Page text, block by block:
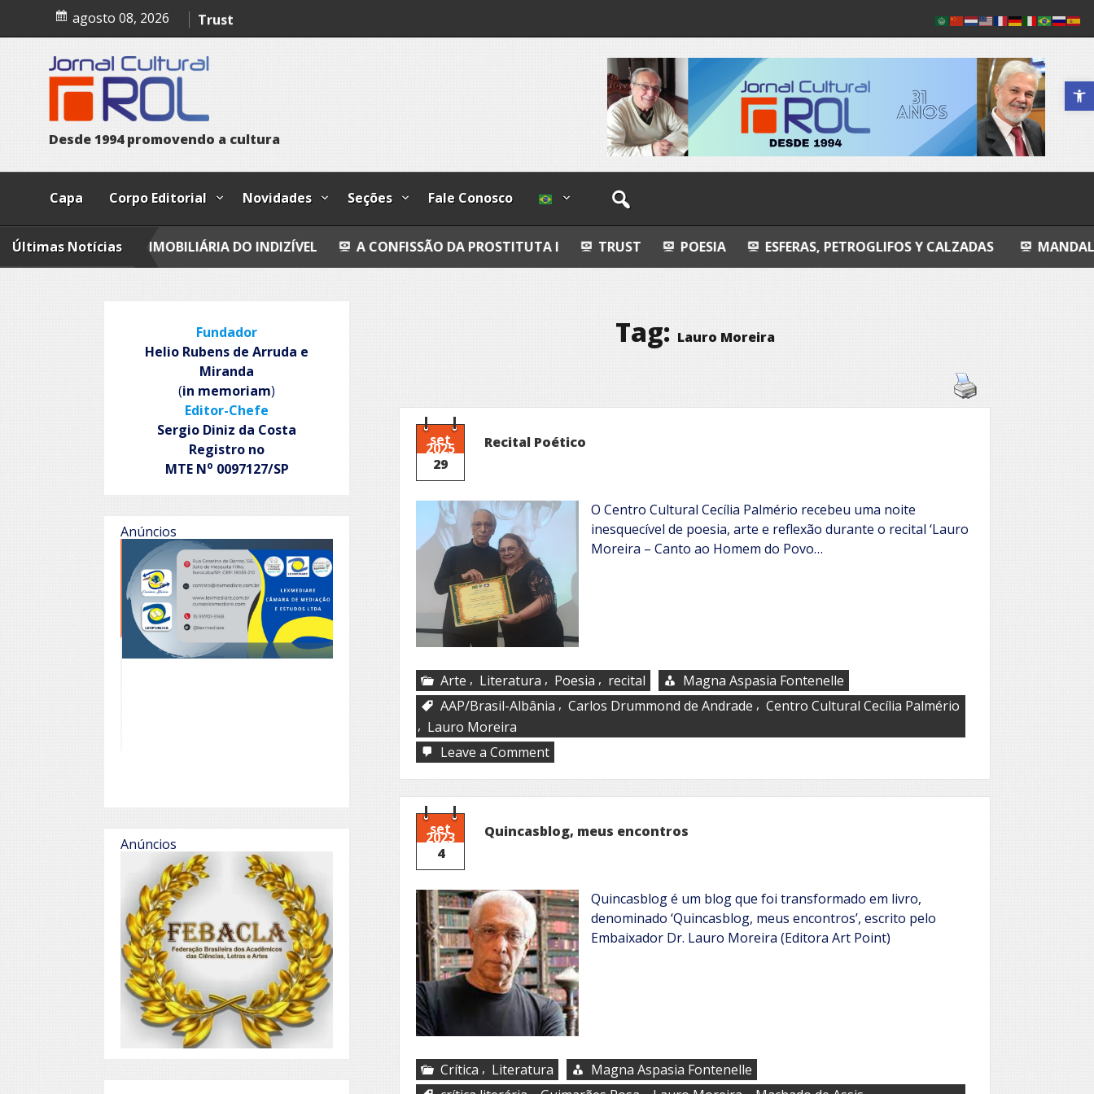
Abrir a
content
agosto 08, 2026
A confissão da prostituta I
Trust
Poesia
Desde1994 promovendo a cultura
Capa Corpo Editorial Novidades Seções Fale Conosco
Últimas Notícias
IMOBILIÁRIA DO INDIZÍVEL A CONFISSÃO DA PROSTITUTA I TRUST POESIA ESFERAS, PETROGLIFOS Y CALZADAS MANDALA
Tag: Lauro Moreira
set
2025
29
Recital Poético
O Centro Cultural Cecília Palmério recebeu uma noite
inesquecível de poesia, arte e reflexão durante o recital ‘Lauro
Moreira – Canto ao Homem do Povo…
Arte , Literatura , Poesia , recital
Magna Aspasia Fontenelle
AAP/Brasil-Albânia , Carlos Drummond de Andrade , Centro Cultural Cecília Palmério
, Lauro Moreira
Leave a Commenton
Recital
Poético
set
2023
4
Quincasblog, meus encontros
Quincasblog é um blog que foi transformado em livro,
denominado ‘Quincasblog, meus encontros’, escrito pelo
Embaixador Dr. Lauro Moreira (Editora Art Point)
Crítica , Literatura
Magna Aspasia Fontenelle
Fundador
Helio Rubens de Arruda e
Miranda
(in memoriam)
Editor-Chefe
Sergio Diniz da Costa
Registro no
MTE No 0097127/SP
Anúncios
Anúncios